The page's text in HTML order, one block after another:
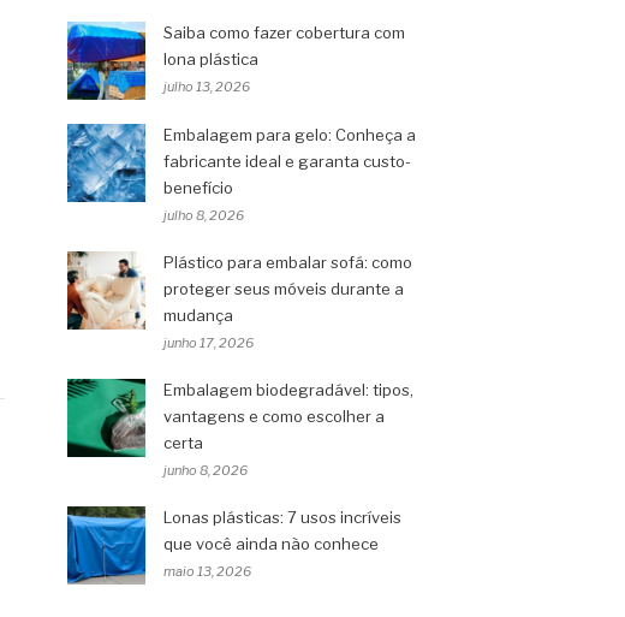
Saiba como fazer cobertura com
lona plástica
julho 13, 2026
Embalagem para gelo: Conheça a
fabricante ideal e garanta custo-
benefício
julho 8, 2026
Plástico para embalar sofá: como
proteger seus móveis durante a
mudança
junho 17, 2026
Embalagem biodegradável: tipos,
vantagens e como escolher a
certa
junho 8, 2026
Lonas plásticas: 7 usos incríveis
que você ainda não conhece
maio 13, 2026